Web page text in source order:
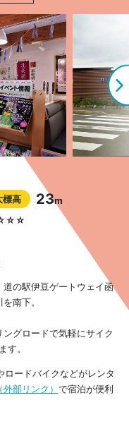
標高 23m
の駅伊豆ゲートウェイ函
南下。
グロードで気軽にサイク
す。
ロードバイクなどがレンタ
部リンク） で宿泊が便利